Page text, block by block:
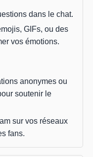
dans le chat.
GIFs, ou des
vos émotions.
anonymes ou
soutenir le
sur vos réseaux
fans.